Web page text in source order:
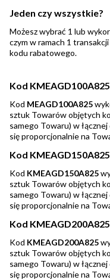
Jeden czy wszystkie?
Możesz wybrać 1 lub
czym w ramach 1
kodu rabatowego.
Kod KMEAGD100A825
Kod MEAGD100A825
sztuk Towarów objętych
samego Towaru) w łącznej
się proporcjonalnie na
Kod KMEAGD150A825
Kod KMEAGD150A825
sztuk Towarów objętych
samego Towaru) w łącznej
się proporcjonalnie na
Kod KMEAGD200A825
Kod KMEAGD200A825
sztuk Towarów objętych
samego Towaru) w łącznej
się proporcjonalnie na